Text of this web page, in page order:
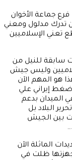
فرع جماعة الأخوان
تدرك مدلول ومعني
تعني الإسلاميين
سابقة للنيل من
وليس جيش
هو المهم الآن
ضغط إيراني علي
الميدان بدعم
البلاد بل
بين الجيش
الماثلة الآن
ظلت في